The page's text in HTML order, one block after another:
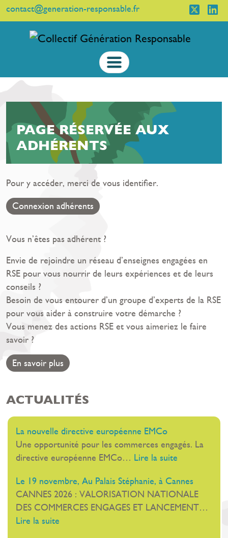
contact@generation-responsable.fr
PAGE RÉSERVÉE AUX
ADHÉRENTS
Pour y accéder, merci de vous identifier.
Connexion adhérents
Vous n’êtes pas adhérent ?
Envie de rejoindre un réseau d’enseignes engagées en
RSE pour vous nourrir de leurs expériences et de leurs
conseils ?
Besoin de vous entourer d’un groupe d’experts de la RSE
pour vous aider à construire votre démarche ?
Vous menez des actions RSE et vous aimeriez le faire
savoir ?
En savoir plus
ACTUALITÉS
La nouvelle directive européenne EMCo
Une opportunité pour les commerces engagés. La
directive européenne EMCo… Lire la suite
nouvelle
directive
européenne
Le 19 novembre, Au Palais Stéphanie, à Cannes
CANNES 2026 : VALORISATION NATIONALE
DES COMMERCES ENGAGES ET LANCEMENT…
Lire la suite